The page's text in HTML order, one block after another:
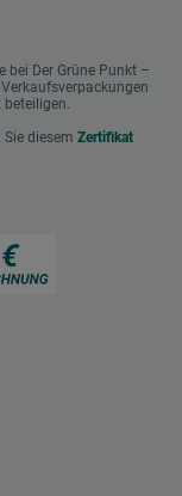
bei Der Grüne Punkt –
beteiligen.
diesem Zertifikat